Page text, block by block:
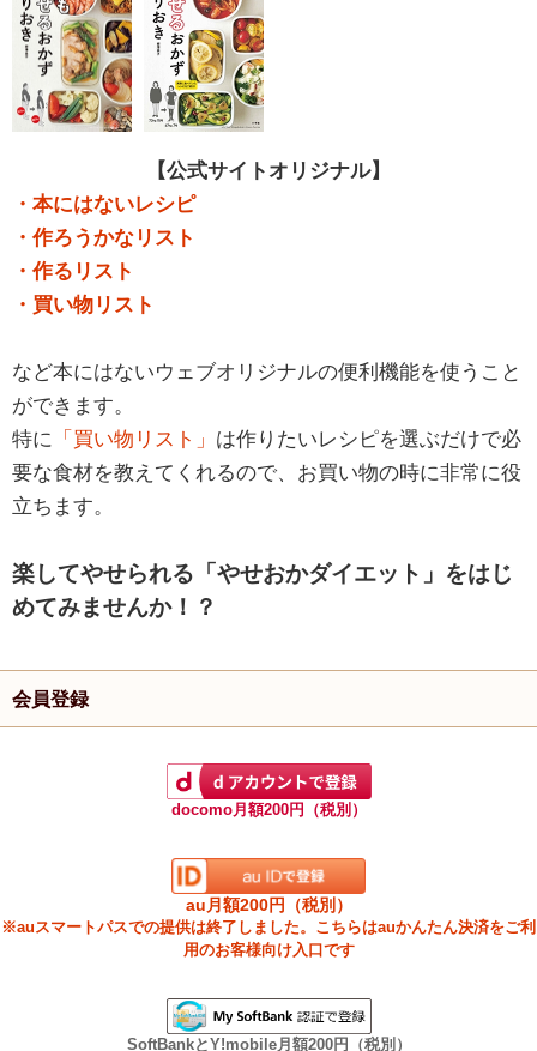
【公式サイトオリジナル】
・本にはないレシピ
・作ろうかなリスト
・作るリスト
・買い物リスト
など本にはないウェブオリジナルの便利機能を使うこと
ができます。
特に 「買い物リスト」 は作りたいレシピを選ぶだけで必
要な食材を教えてくれるので、お買い物の時に非常に役
立ちます。
楽してやせられる「やせおかダイエット」をはじ
めてみませんか！？
会員登録
docomo月額200円（税別）
au月額200円（税別）
※auスマートパスでの提供は終了しました。こちらはauかんたん決済をご利
用のお客様向け入口です
SoftBankとY!mobile月額200円（税別）